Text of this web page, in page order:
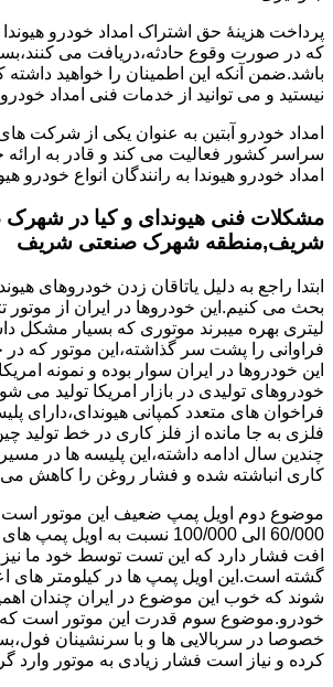
پرداخت هزینۀ حق اشتراک امداد خودرو
که در صورت وقوع حادثه،دریافت می
باشد.ضمن آنکه این اطمینان را خواهید
نیستید و می توانید از خدمات فنی امداد خودرو
امداد خودرو آبتین به عنوان یکی از شرکت
سراسر کشور فعالیت می کند و قادر به
امداد خودرو هیوندا به رانندگان انواع خودرو
مشکلات فنی هیوندای و کیا در
شریف,منطقه شهرک صنعتی شریف
ابتدا راجع به دلیل یاتاقان زدن خودروهای
لیتری بهره میبرند موتوری که بسیار مشکل
فراوانی را پشت سر گذاشته،این موتور که در
این خودروها در ایران سوار بوده و نمونه
خودروهای تولیدی در بازار امریکا تولید می
فراخوان های متعدد کمپانی هیوندای،دارای
فلزی به جا مانده از فلز کاری در خط تولید
چندین سال ادامه داشته،این پلیسه ها در
کاری انباشته شده و فشار روغن را کاهش می
موضوع دوم اویل پمپ ضعیف این موتور است
60/000 الی 100/000 نسبت به
افت فشار دارد که این تست توسط خود ما نیز
گشته است.این اویل پمپ ها در کیلومتر های
شوند که خوب این موضوع در ایران چندان
خودرو.موضوع سوم قدرت این موتور است
خصوصا در سربالایی ها و با سرنشینان
کرده و نیاز است فشار زیادی به موتور وارد